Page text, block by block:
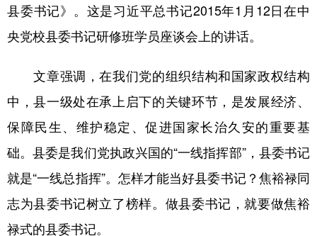
法律 中央文件 金融
彩票 娱乐 时尚 悦读
公益 一带一路 亚太网 上市公司
文化产业
县委书记》。这是习近平总书记2015年1月12日在中
央党校县委书记研修班学员座谈会上的讲话。
文章强调，在我们党的组织结构和国家政权结构
中，县一级处在承上启下的关键环节，是发展经济、
保障民生、维护稳定、促进国家长治久安的重要基
础。县委是我们党执政兴国的“一线指挥部”，县委书记
就是“一线总指挥”。怎样才能当好县委书记？焦裕禄同
志为县委书记树立了榜样。做县委书记，就要做焦裕
禄式的县委书记。